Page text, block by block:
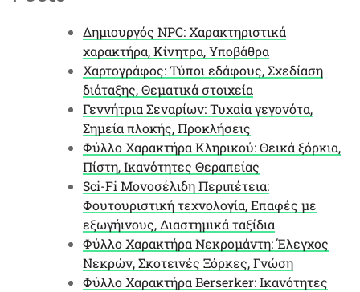
Δημιουργός NPC: Χαρακτηριστικά
χαρακτήρα, Κίνητρα, Υποβάθρα
Χαρτογράφος: Τύποι εδάφους, Σχεδίαση
διάταξης, Θεματικά στοιχεία
Γεννήτρια Σεναρίων: Τυχαία γεγονότα,
Σημεία πλοκής, Προκλήσεις
Φύλλο Χαρακτήρα Κληρικού: Θεικά ξόρκια,
Πίστη, Ικανότητες Θεραπείας
Sci-Fi Μονοσέλιδη Περιπέτεια:
Φουτουριστική τεχνολογία, Επαφές με
εξωγήινους, Διαστημικά ταξίδια
Φύλλο Χαρακτήρα Νεκρομάντη: Έλεγχος
Νεκρών, Σκοτεινές Ξόρκες, Γνώση
Φύλλο Χαρακτήρα Berserker: Ικανότητες